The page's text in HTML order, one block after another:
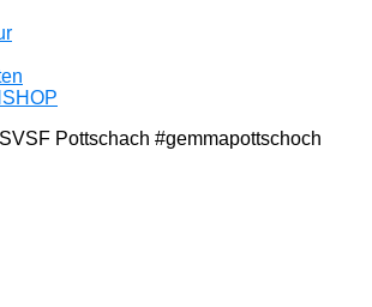
Pottschach #gemmapottschoch